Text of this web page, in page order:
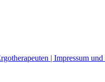
| Impressum